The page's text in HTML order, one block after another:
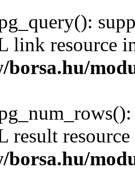
link resource
borsa.hu/
result
borsa.hu/